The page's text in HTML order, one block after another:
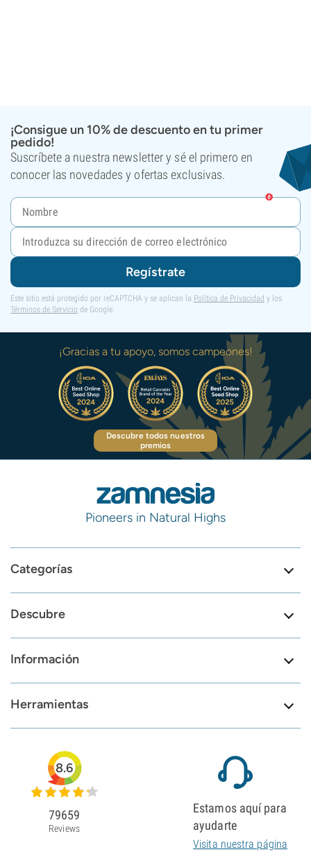
¡Consigue un 10% de descuento en tu primer
pedido!
Suscríbete a nuestra newsletter y sé el primero en
conocer las novedades y ofertas exclusivas.
Regístrate
Este sitio está protegido por reCAPTCHA y se aplican la Política de Privacidad y los
Términos de Servicio de Google.
¡Gracias a tu apoyo, somos campeones!
Descubre todos nuestros
premios
Pioneers in Natural Highs
Categorías
Descubre
Información
Herramientas
8.6
79659
Reviews
Estamos aquí para
ayudarte
Visita nuestra página